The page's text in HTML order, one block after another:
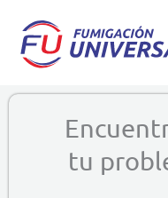
contenido
tu